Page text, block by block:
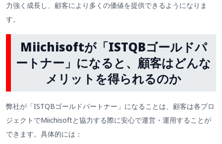
力強く成長し、顧客により多くの価値を提供できるようになりま
す。
Miichisoftが「ISTQBゴールドパ
ートナー」になると、顧客はどんな
メリットを得られるのか
弊社が「ISTQBゴールドパートナー」になることは、顧客は各プロ
ジェクトでMiichisoftと協力する際に​​安心で運営・運用することが
できます。具体的には：